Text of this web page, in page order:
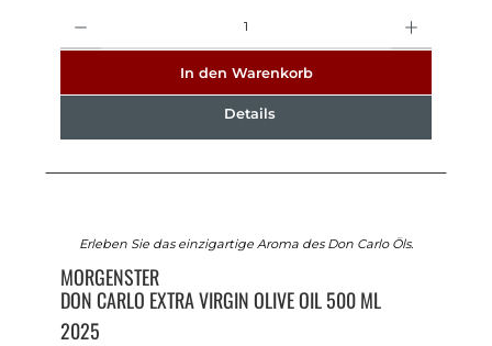
In den Warenkorb
Details
Erleben Sie das einzigartige Aroma des Don Carlo Öls.
MORGENSTER
DON CARLO EXTRA VIRGIN OLIVE OIL 500 ML
2025